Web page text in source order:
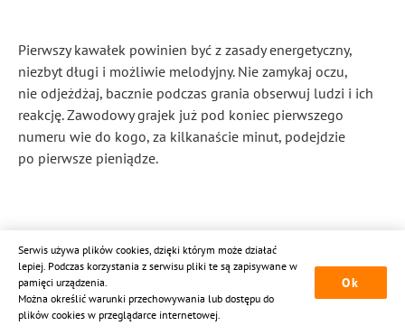
Pierwszy kawałek powinien być z zasady energetyczny,
niezbyt długi i możliwie melodyjny. Nie zamykaj oczu,
nie odjeżdżaj, bacznie podczas grania obserwuj ludzi i ich
reakcję. Zawodowy grajek już pod koniec pierwszego
numeru wie do kogo, za kilkanaście minut, podejdzie
po pierwsze pieniądze.
ale nie zdarza się zbyt często. Zwykle to Ty musisz ich
zachęcić, wciągnąć w zabawę. To nieledwie tak samo
ważne, jak Twój występ. To po prostu dalsza część występu.
Serwis używa plików cookies, dzięki którym może działać
lepiej. Podczas korzystania z serwisu pliki te są zapisywane w
pamięci urządzenia.
Można określić warunki przechowywania lub dostępu do
plików cookies w przeglądarce internetowej.
Ok